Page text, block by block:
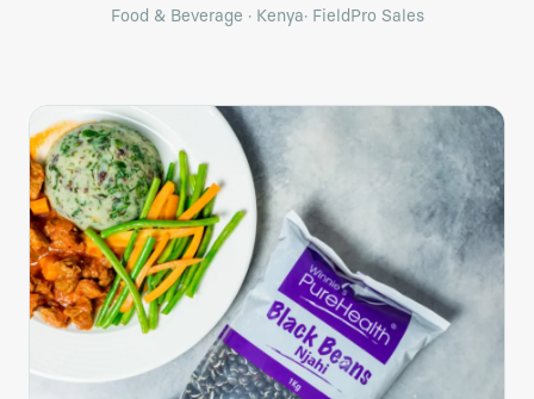
Food & Beverage · Kenya· FieldPro Sales